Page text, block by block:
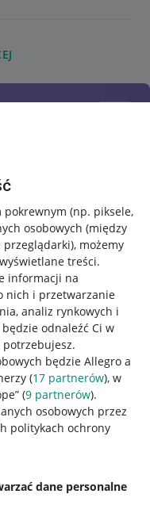
pokrewnym (np. piksele,
osobowych (między
, możemy
treści.
informacji na
nich i przetwarzanie
analiz rynkowych i
odnaleźć Ci w
potrzebujesz.
będzie Allegro a
(17 partnerów), w
(9 partnerów).
osobowych przez
politykach ochrony
dane personalne